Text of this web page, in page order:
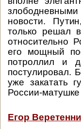
новости.
только решал
относительно
его мощный
потроллил и
постулировал.
уже закатать
России-матушке
Егор